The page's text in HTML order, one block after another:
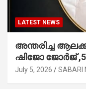
LATEST NEWS
അന്തരിച്ച
ഷിജോ ജോർജ്
July 5, 2026 SABARI